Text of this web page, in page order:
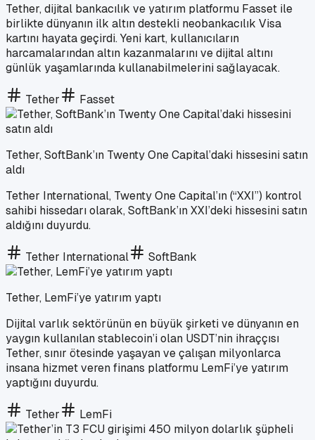
Tether, dijital bankacılık ve yatırım platformu Fasset ile
birlikte dünyanın ilk altın destekli neobankacılık Visa
kartını hayata geçirdi. Yeni kart, kullanıcıların
harcamalarından altın kazanmalarını ve dijital altını
günlük yaşamlarında kullanabilmelerini sağlayacak.
Tether Fasset
Tether, SoftBank’ın Twenty One Capital’daki hissesini satın
aldı
Tether International, Twenty One Capital’ın (“XXI”) kontrol
sahibi hissedarı olarak, SoftBank’ın XXI’deki hissesini satın
aldığını duyurdu.
Tether International SoftBank
Tether, LemFi’ye yatırım yaptı
Dijital varlık sektörünün en büyük şirketi ve dünyanın en
yaygın kullanılan stablecoin’i olan USDT’nin ihraççısı
Tether, sınır ötesinde yaşayan ve çalışan milyonlarca
insana hizmet veren finans platformu LemFi’ye yatırım
yaptığını duyurdu.
Tether LemFi